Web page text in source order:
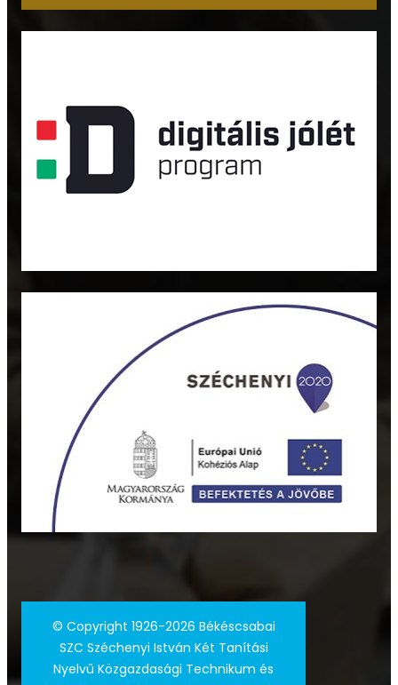
© Copyright 1926-2026 Békéscsabai
SZC Széchenyi István Két Tanítási
Nyelvű Közgazdasági Technikum és